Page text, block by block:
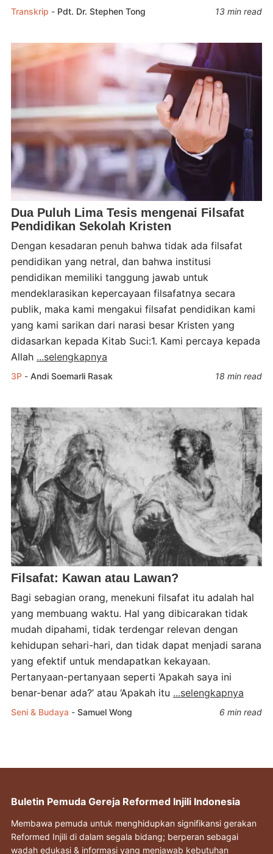
Transkrip - Pdt. Dr. Stephen Tong 13 min read
Dua Puluh Lima Tesis mengenai Filsafat
Pendidikan Sekolah Kristen
Dengan kesadaran penuh bahwa tidak ada filsafat
pendidikan yang netral, dan bahwa institusi
pendidikan memiliki tanggung jawab untuk
mendeklarasikan kepercayaan filsafatnya secara
publik, maka kami mengakui filsafat pendidikan kami
yang kami sarikan dari narasi besar Kristen yang
didasarkan kepada Kitab Suci:1. Kami percaya kepada
Allah ...selengkapnya
3P - Andi Soemarli Rasak 18 min read
Filsafat: Kawan atau Lawan?
Bagi sebagian orang, menekuni filsafat itu adalah hal
yang membuang waktu. Hal yang dibicarakan tidak
mudah dipahami, tidak terdengar relevan dengan
kehidupan sehari-hari, dan tidak dapat menjadi sarana
yang efektif untuk mendapatkan kekayaan.
Pertanyaan-pertanyaan seperti ‘Apakah saya ini
benar-benar ada?’ atau ‘Apakah itu ...selengkapnya
Seni & Budaya - Samuel Wong 6 min read
Buletin Pemuda Gereja Reformed Injili Indonesia
Membawa pemuda untuk menghidupkan signifikansi gerakan
Reformed Injili di dalam segala bidang; berperan sebagai
wadah edukasi & informasi yang menjawab kebutuhan